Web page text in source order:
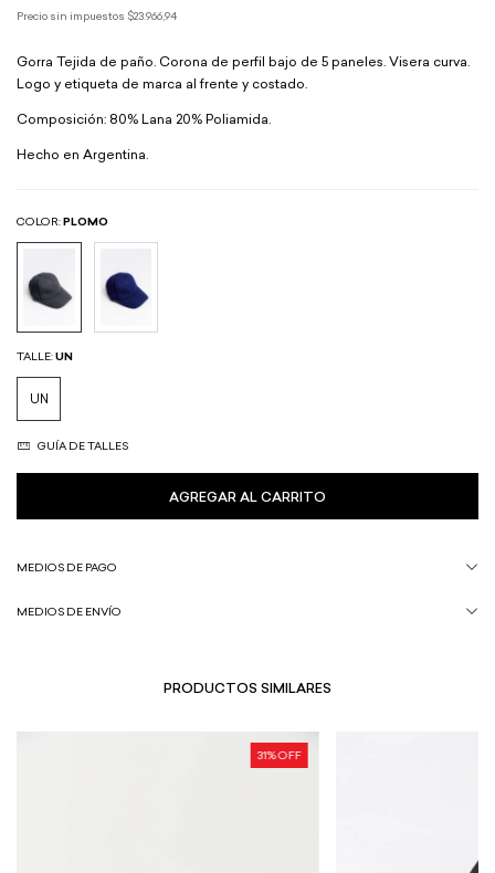
Precio sin impuestos $23.966,94
Gorra Tejida de paño. Corona de perfil bajo de 5 paneles. Visera curva.
Logo y etiqueta de marca al frente y costado.
Composición: 80% Lana 20% Poliamida.
Hecho en Argentina.
COLOR: PLOMO
TALLE:UN
UN
GUÍA DE TALLES
MEDIOS DE PAGO
MEDIOS DE ENVÍO
PRODUCTOS SIMILARES
31% OFF